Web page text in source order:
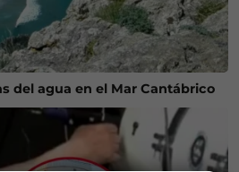
del agua en el Mar Cantábrico